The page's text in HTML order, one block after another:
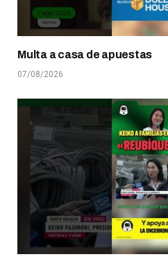
Multa a casa de apuestas
07/08/2026